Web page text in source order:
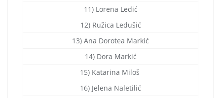
11) Lorena Ledić
12) Ružica Ledušić
13) Ana Dorotea Markić
14) Dora Markić
15) Katarina Miloš
16) Jelena Naletilić